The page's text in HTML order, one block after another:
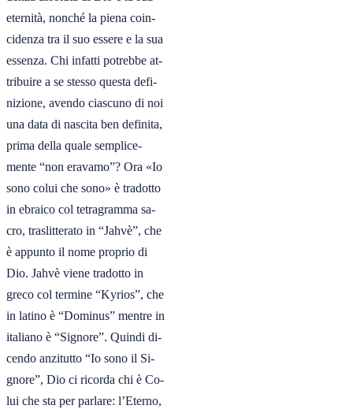
eternità, nonché la piena coin-
cidenza tra il suo essere e la sua
essenza. Chi infatti potrebbe at-
tribuire a se stesso questa defi-
nizione, avendo ciascuno di noi
una data di nascita ben definita,
prima della quale semplice-
mente “non eravamo”? Ora «Io
sono colui che sono» è tradotto
in ebraico col tetragramma sa-
cro, traslitterato in “Jahvè”, che
è appunto il nome proprio di
Dio. Jahvè viene tradotto in
greco col termine “Kyrios”, che
in latino è “Dominus” mentre in
italiano è “Signore”. Quindi di-
cendo anzitutto “Io sono il Si-
gnore”, Dio ci ricorda chi è Co-
lui che sta per parlare: l’Eterno,